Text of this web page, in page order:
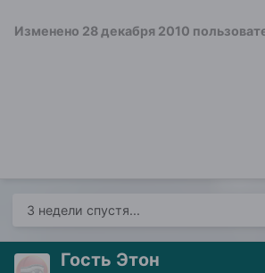
Изменено 28 декабря 2010
3 недели спустя...
Гость Этон